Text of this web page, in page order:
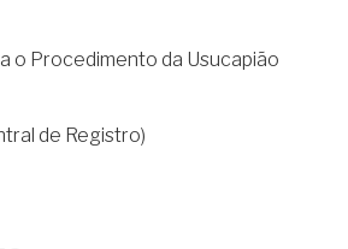
o Procedimento da Usucapião
de Registro)